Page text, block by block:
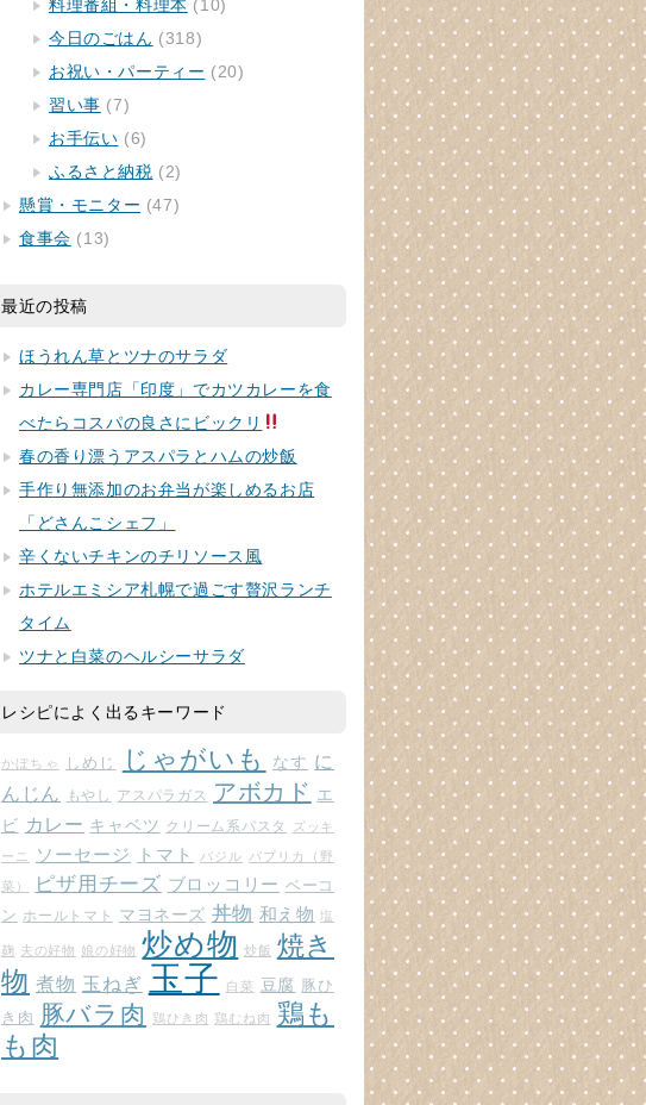
料理番組・料理本 (10)
今日のごはん (318)
お祝い・パーティー (20)
習い事 (7)
お手伝い (6)
ふるさと納税 (2)
懸賞・モニター (47)
食事会 (13)
最近の投稿
ほうれん草とツナのサラダ
カレー専門店「印度」でカツカレーを食
べたらコスパの良さにビックリ
春の香り漂うアスパラとハムの炒飯
手作り無添加のお弁当が楽しめるお店
「どさんこシェフ」
辛くないチキンのチリソース風
ホテルエミシア札幌で過ごす贅沢ランチ
タイム
ツナと白菜のヘルシーサラダ
レシピによく出るキーワード
かぼちゃ しめじ じゃがいも なす に
んじん
もやし アスパラガス アボカド
エ
ビ カレー キャベツ クリーム系パスタ ズッキ
ーニ ソーセージ トマト バジル パプリカ（野
菜） ピザ用チーズ ブロッコリー ベーコ
ン ホールトマト マヨネーズ 丼物 和え物 塩
麹 夫の好物 娘の好物 炒め物 炒飯 焼き
物 煮物 玉ねぎ 玉子 白菜 豆腐 豚ひ
き肉 豚バラ肉 鶏ひき肉 鶏むね肉 鶏も
も肉